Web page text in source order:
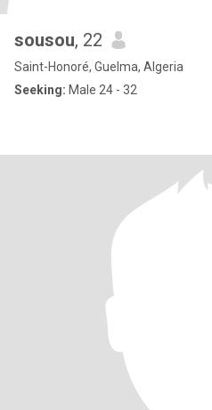
sousou, 22
Saint-Honoré, Guelma, Algeria
Seeking: Male 24 - 32